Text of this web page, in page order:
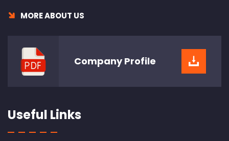
MORE ABOUT US
CompanyProfile
Useful Links